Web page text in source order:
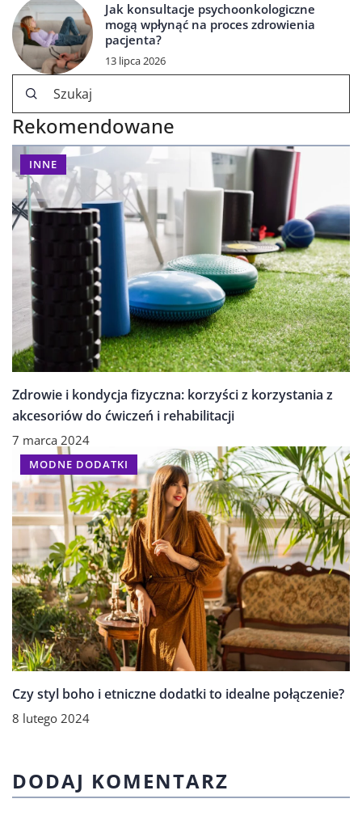
Jak konsultacje psychoonkologiczne
mogą wpłynąć na proces zdrowienia
pacjenta?
13 lipca 2026
Rekomendowane
INNE
Zdrowie i kondycja fizyczna: korzyści z korzystania z
akcesoriów do ćwiczeń i rehabilitacji
7 marca 2024
MODNE DODATKI
Czy styl boho i etniczne dodatki to idealne połączenie?
8 lutego 2024
DODAJ KOMENTARZ